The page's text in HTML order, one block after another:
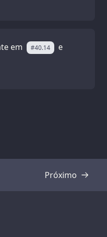
em #40.14 e
Próximo
Transcrição